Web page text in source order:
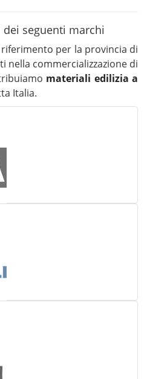
seguenti marchi
per la provincia di
nella commercializzazione di
materiali edilizia a
Italia.